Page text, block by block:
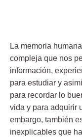
La memoria
compleja que nos
información,
para estudiar y
para recordar lo
vida y para adquirir
embargo, también
inexplicables que